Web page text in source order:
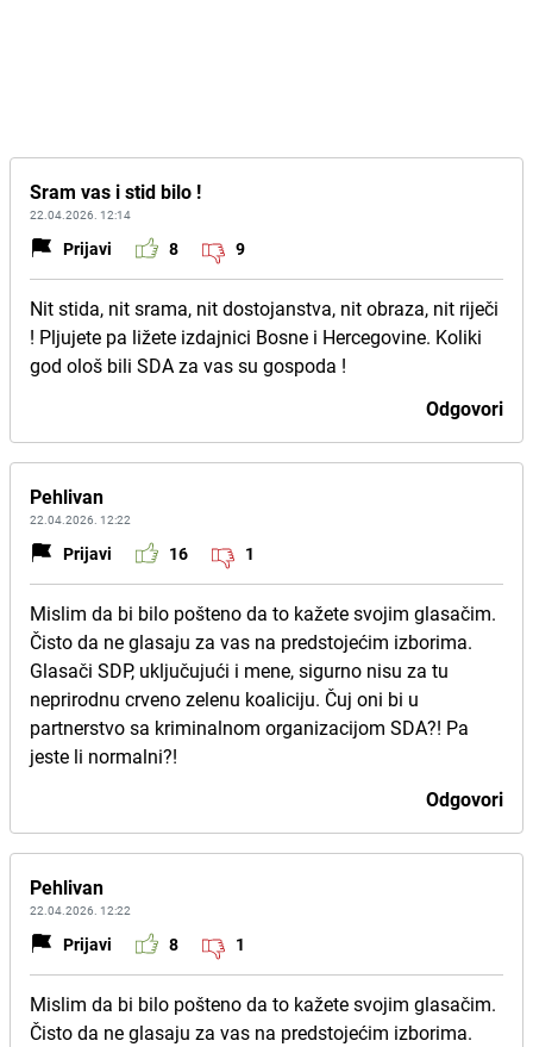
Sram vas i stid bilo !
22.04.2026. 12:14
Prijavi 8 9
Nit stida, nit srama, nit dostojanstva, nit obraza, nit riječi
! Pljujete pa ližete izdajnici Bosne i Hercegovine. Koliki
god ološ bili SDA za vas su gospoda !
Odgovori
Pehlivan
22.04.2026. 12:22
Prijavi 16 1
Mislim da bi bilo pošteno da to kažete svojim glasačim.
Čisto da ne glasaju za vas na predstojećim izborima.
Glasači SDP, uključujući i mene, sigurno nisu za tu
neprirodnu crveno zelenu koaliciju. Čuj oni bi u
partnerstvo sa kriminalnom organizacijom SDA?! Pa
jeste li normalni?!
Odgovori
Pehlivan
22.04.2026. 12:22
Prijavi 8 1
Mislim da bi bilo pošteno da to kažete svojim glasačim.
Čisto da ne glasaju za vas na predstojećim izborima.